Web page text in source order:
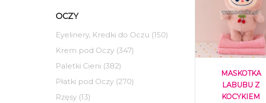
OCZY
Eyelinery, Kredki do Oczu (150)
Krem pod Oczy (347)
Paletki Cieni (382)
Płatki pod Oczy (270)
Rzęsy (13)
MASKOTKA
LABUBU Z
KOCYKIEM